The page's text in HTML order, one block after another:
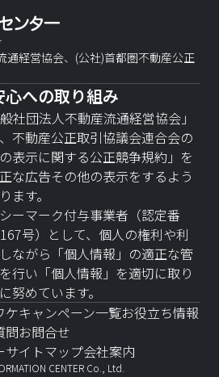
通経営協会、(公社)首都圏不動産公正
への取り組み
般社団法人不動産流通経営協会」
不動産公正取引協議会連合会の
の表示に関する公正競争規約」を
な広告その他の表示をするよう
ます。
ーマーク付与事業者（認定番
号）として、個人の権利や利
ながら「個人情報」の適正な管
行い「個人情報」を適切に取り
努めています。
ケキャンペーン一覧お役立ち情報
問お問合せ
サイトマップ会社案内
CENTER Co., Ltd.